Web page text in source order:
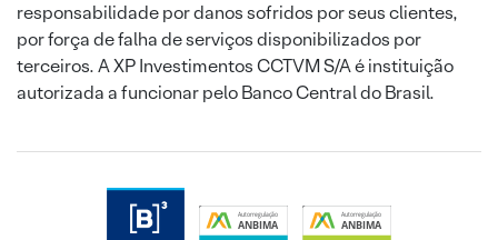
responsabilidade por danos sofridos por seus clientes,
por força de falha de serviços disponibilizados por
terceiros. A XP Investimentos CCTVM S/A é instituição
autorizada a funcionar pelo Banco Central do Brasil.